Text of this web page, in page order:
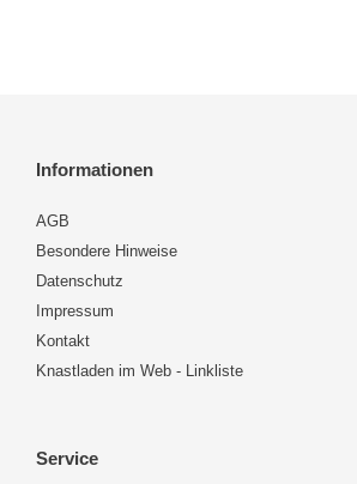
Informationen
AGB
Besondere Hinweise
Datenschutz
Impressum
Kontakt
Knastladen im Web - Linkliste
Service